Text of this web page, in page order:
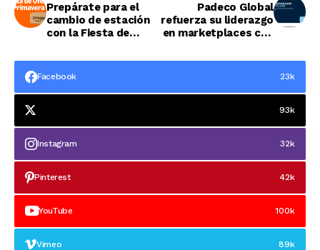
Prepárate para el
cambio de estación
con la Fiesta de
de Amazon
Padeco Global
refuerza su liderazgo
en marketplaces con
Commerce 360,
Facebook 23k
93k
Instagram 32k
Pinterest 42k
YouTube 100k
Vimeo 89k